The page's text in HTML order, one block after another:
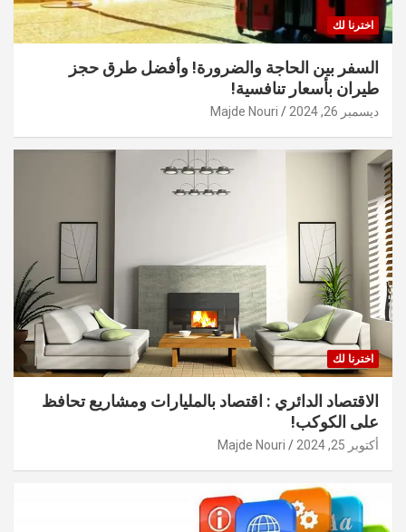
اخترنا لك
السفر بين الحاجة والضرورة! وأفضل طرق حجز
طيران بأسعار تنافسية!
ديسمبر 26, 2024 Majde Nouri
اخترنا لك
الاقتصاد الدائري : اقتصاد بالمليارات ومشاريع تحافظ
على الكوكب!
أكتوبر 25, 2024 Majde Nouri